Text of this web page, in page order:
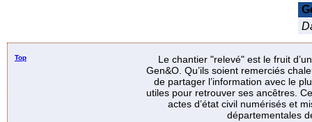
Top
Le chantier "relevé" est le fruit
Gen&O. Qu’ils soient remerciés
de partager l’information avec le
utiles pour retrouver ses ancêtres.
actes d’état civil numérisés et
départementales